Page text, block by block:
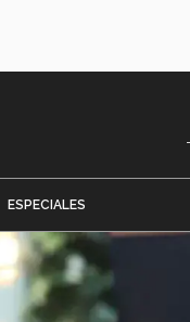
ESPECIALES